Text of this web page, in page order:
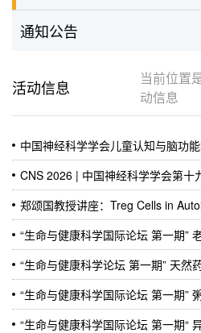
通知公告
活动信息 当前位置
动信息
中国神经科学学会儿童认知与脑功能障碍分
CNS 2026 | 中国神经科学学会第十九届全国学术
郑颂国教授讲座：Treg Cells in Autoimmune
“生命与健康科学国际论坛 第一期” 老龄化与肥胖： 健康
“生命与健康科学论坛 第一期” 天然药
“生命与健康科学国际论坛 第一期” 粥样斑块稳定性精准评估：
“生命与健康科学国际论坛 第一期“ 异种器官移植：